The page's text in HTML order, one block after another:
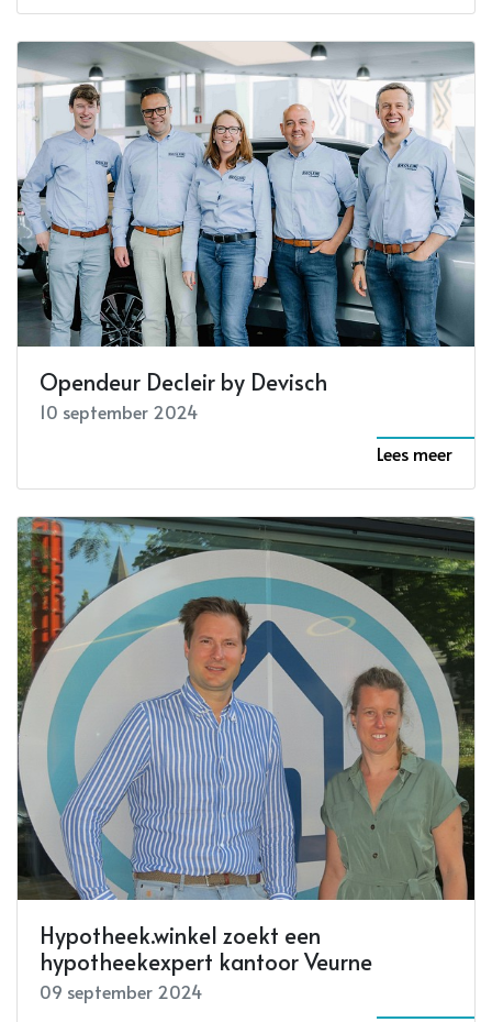
Opendeur Decleir by Devisch
10 september 2024
Lees meer
Hypotheek.winkel zoekt een
hypotheekexpert kantoor Veurne
09 september 2024